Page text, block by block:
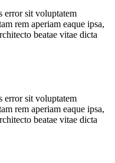
error sit voluptatem
rem aperiam eaque ipsa,
beatae vitae dicta
error sit voluptatem
rem aperiam eaque ipsa,
beatae vitae dicta